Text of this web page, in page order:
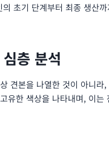
초기 단계부터 최종 생산
층 분석
견본을 나열한 것이 아니
유한 색상을 나타내며, 이